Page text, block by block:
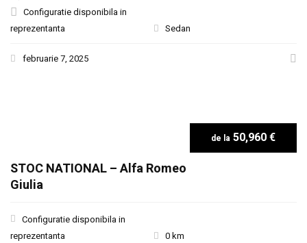
Configuratie disponibila in
reprezentanta
Sedan
februarie 7, 2025
50,960 €
STOC NATIONAL – Alfa Romeo
Giulia
Configuratie disponibila in
reprezentanta
0 km